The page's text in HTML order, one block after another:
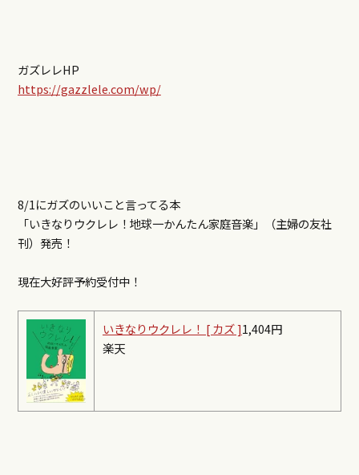
ガズレレHP
https://gazzlele.com/wp/
8/1にガズのいいこと言ってる本
「いきなりウクレレ！ 地球一かんたん家庭音楽」（主婦の友社
刊）発売！
現在大好評予約受付中！
いきなりウクレレ！ [ カズ ]1,404円
楽天